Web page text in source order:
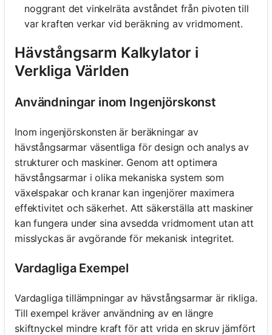
noggrant det vinkelräta avståndet från pivoten till
var kraften verkar vid beräkning av vridmoment.
Hävstångsarm Kalkylator i
Verkliga Världen
Användningar inom Ingenjörskonst
Inom ingenjörskonsten är beräkningar av
hävstångsarmar väsentliga för design och analys av
strukturer och maskiner. Genom att optimera
hävstångsarmar i olika mekaniska system som
växelspakar och kranar kan ingenjörer maximera
effektivitet och säkerhet. Att säkerställa att maskiner
kan fungera under sina avsedda vridmoment utan att
misslyckas är avgörande för mekanisk integritet.
Vardagliga Exempel
Vardagliga tillämpningar av hävstångsarmar är rikliga.
Till exempel kräver användning av en längre
skiftnyckel mindre kraft för att vrida en skruv jämfört